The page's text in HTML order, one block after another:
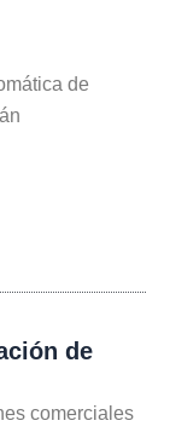
de
de
comerciales